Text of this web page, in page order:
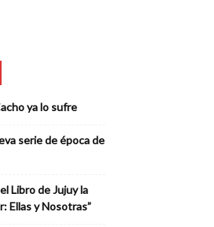
ya lo sufre
serie de época de
Libro de Jujuy la
Ellas y Nosotras”